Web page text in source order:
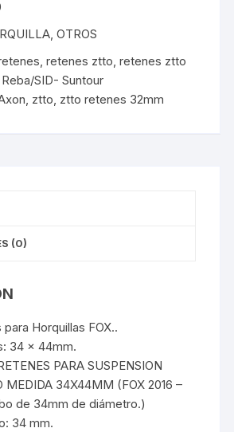
,OTROS
,retenes ztto,retenes ztto
SID- Suntour
, ztto, ztto retenes 32mm
(0)
para Horquillas FOX..
34 x 44mm.
PARA SUSPENSION
MEDIDA 34X44MM (FOX 2016 –
de 34mm de diámetro.)
34 mm.